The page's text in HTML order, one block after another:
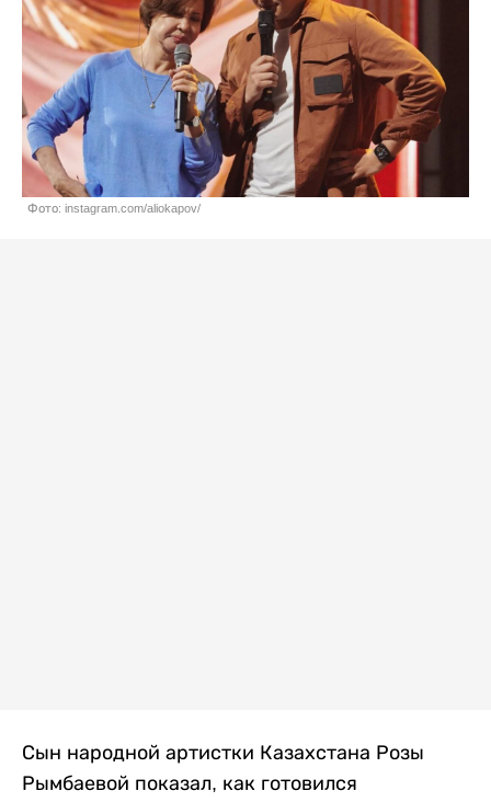
Фото: instagram.com/aliokapov/
Сын народной артистки Казахстана Розы
Рымбаевой показал, как готовился